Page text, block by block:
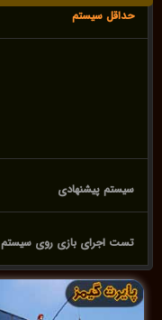
حداقل سیستم
سیستم پیشنهادی
تست اجرای بازی روی سیستم